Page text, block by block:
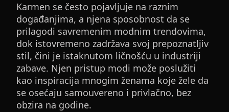
Karmen se često pojavljuje na raznim
događanjima, a njena sposobnost da se
prilagodi savremenim modnim trendovima,
dok istovremeno zadržava svoj prepoznatljiv
stil, čini je istaknutom ličnošću u industriji
zabave. Njen pristup modi može poslužiti
kao inspiracija mnogim ženama koje žele da
se osećaju samouvereno i privlačno, bez
obzira na godine.